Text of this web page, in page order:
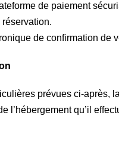
de paiement
de confirmation de
prévues ci-après,
l’hébergement qu’il